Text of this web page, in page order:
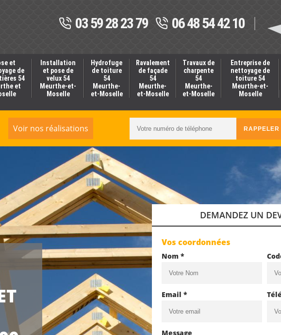
03 59 28 23 79 06 48 54 42 10
et
de
54
et
Installation
et pose de
velux 54
Meurthe-et-
Moselle
Hydrofuge
de toiture
54
Meurthe-
et-Moselle
Ravalement
de façade
54
Meurthe-
et-Moselle
Travaux de
charpente
54
Meurthe-
et-Moselle
Entreprise de
nettoyage de
toiture 54
Meurthe-et-
Moselle
Voir nos réalisations
DEMANDEZ UN
Vos coordonnées
Nom *
Email *
Message